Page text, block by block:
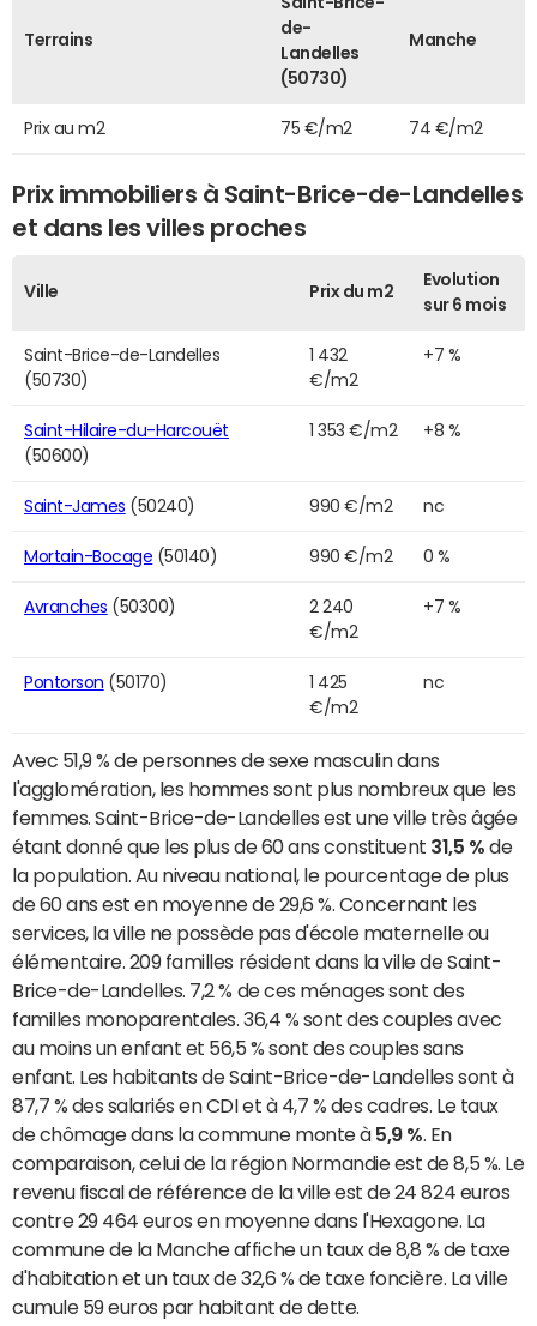
Terrains
de-
Landelles
(50730)
Manche
Prix au m2 75 €/m2 74 €/m2
Prix immobiliers à Saint-Brice-de-Landelles
et dans les villes proches
Ville Prix du m2
Evolution
sur 6 mois
Saint-Brice-de-Landelles
(50730)
1 432
€/m2
+7 %
Saint-Hilaire-du-Harcouët
(50600)
1 353 €/m2 +8 %
Saint-James (50240) 990 €/m2 nc
Mortain-Bocage (50140) 990 €/m2 0 %
Avranches (50300)
2 240
€/m2
+7 %
Pontorson (50170)
1 425
€/m2
nc
Avec 51,9 % de personnes de sexe masculin dans
l'agglomération, les hommes sont plus nombreux que les
femmes. Saint-Brice-de-Landelles est une ville très âgée
étant donné que les plus de 60 ans constituent 31,5 % de
la population. Au niveau national, le pourcentage de plus
de 60 ans est en moyenne de 29,6 %. Concernant les
services, la ville ne possède pas d'école maternelle ou
élémentaire. 209 familles résident dans la ville de Saint-
Brice-de-Landelles. 7,2 % de ces ménages sont des
familles monoparentales. 36,4 % sont des couples avec
au moins un enfant et 56,5 % sont des couples sans
enfant. Les habitants de Saint-Brice-de-Landelles sont à
87,7 % des salariés en CDI et à 4,7 % des cadres. Le taux
de chômage dans la commune monte à 5,9 % . En
comparaison, celui de la région Normandie est de 8,5 %. Le
revenu fiscal de référence de la ville est de 24 824 euros
contre 29 464 euros en moyenne dans l'Hexagone. La
commune de la Manche affiche un taux de 8,8 % de taxe
d'habitation et un taux de 32,6 % de taxe foncière. La ville
cumule 59 euros par habitant de dette.